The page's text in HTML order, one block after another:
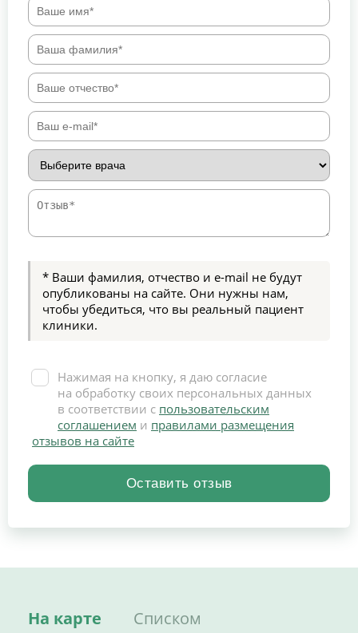
* Ваши фамилия, отчество и e-mail не будут
опубликованы на сайте. Они нужны нам,
чтобы убедиться, что вы реальный пациент
клиники.
Нажимая на кнопку, я даю согласие
на обработку своих персональных данных
в соответствии с пользовательским
соглашением и правилами размещения
отзывов на сайте
На карте Списком